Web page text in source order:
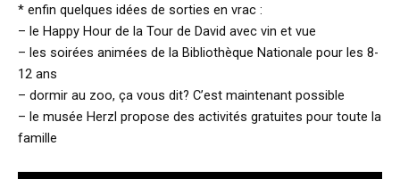
* enfin quelques idées de sorties en vrac :
– le Happy Hour de la Tour de David avec vin et vue
– les soirées animées de la Bibliothèque Nationale pour les 8-
12 ans
– dormir au zoo, ça vous dit? C’est maintenant possible
– le musée Herzl propose des activités gratuites pour toute la
famille